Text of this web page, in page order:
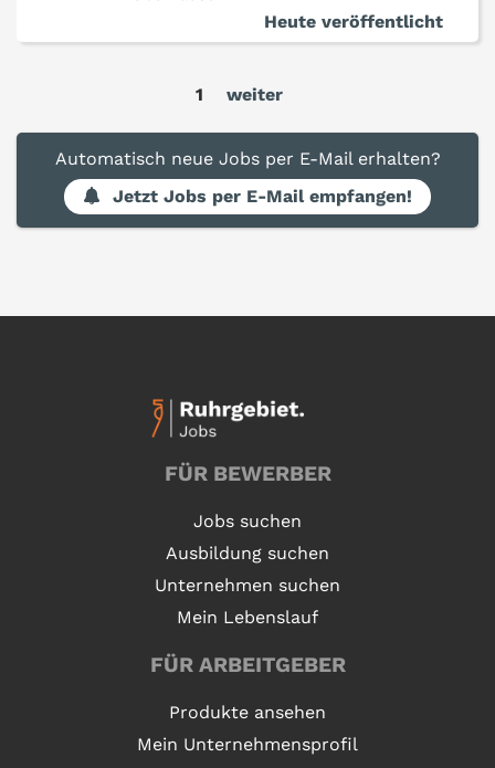
Heute veröffentlicht
1 weiter
Automatisch neue Jobs per E-Mail erhalten?
Jetzt Jobs per E-Mail empfangen!
FÜR BEWERBER
Jobs suchen
Ausbildung suchen
Unternehmen suchen
Mein Lebenslauf
FÜR ARBEITGEBER
Produkte ansehen
Mein Unternehmensprofil